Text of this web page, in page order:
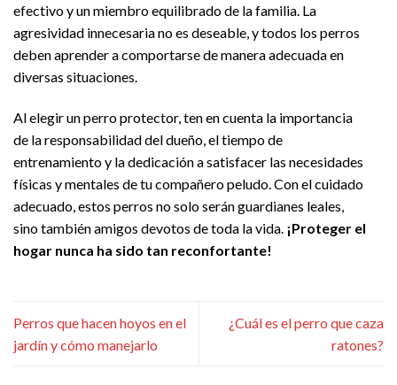
efectivo y un miembro equilibrado de la familia. La
agresividad innecesaria no es deseable, y todos los perros
deben aprender a comportarse de manera adecuada en
diversas situaciones.
Al elegir un perro protector, ten en cuenta la importancia
de la responsabilidad del dueño, el tiempo de
entrenamiento y la dedicación a satisfacer las necesidades
físicas y mentales de tu compañero peludo. Con el cuidado
adecuado, estos perros no solo serán guardianes leales,
sino también amigos devotos de toda la vida. ¡Proteger el
hogar nunca ha sido tan reconfortante!
Perros que hacen hoyos en el
jardín y cómo manejarlo
¿Cuál es el perro que caza
ratones?